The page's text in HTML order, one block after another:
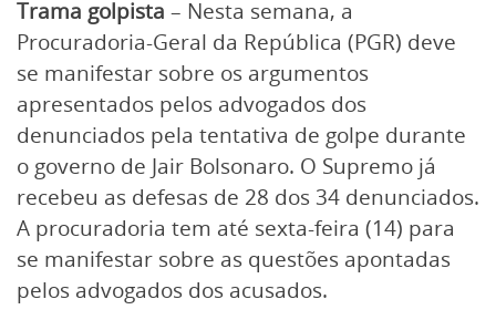
Trama golpista – Nesta semana, a
Procuradoria-Geral da República (PGR) deve
se manifestar sobre os argumentos
apresentados pelos advogados dos
denunciados pela tentativa de golpe durante
o governo de Jair Bolsonaro. O Supremo já
recebeu as defesas de 28 dos 34 denunciados.
A procuradoria tem até sexta-feira (14) para
se manifestar sobre as questões apontadas
pelos advogados dos acusados.